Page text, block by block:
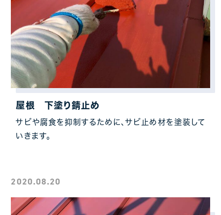
屋根 下塗り錆止め
サビや腐食を抑制するために、サビ止め材を塗装して
いきます。
2020.08.20